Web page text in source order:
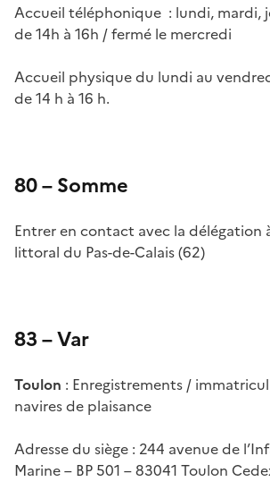
Accueil téléphonique : lundi, mardi,
de 14h à 16h / fermé le mercredi
Accueil physique du lundi au
de 14 h à 16 h.
80 – Somme
Entrer en contact avec la délégation
littoral du Pas-de-Calais (62)
83 – Var
Toulon : Enregistrements /
navires de plaisance
Adresse du siège : 244 avenue de
Marine – BP 501 – 83041 Toulon